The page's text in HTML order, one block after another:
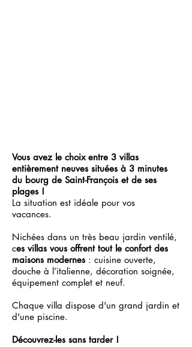
Vous avez le choix entre 3 villas
entièrement neuves situées à 3 minutes
du bourg de Saint-François et de ses
plages !
La situation est idéale pour vos
vacances.
Nichées dans un très beau jardin ventilé,
ces villas vous offrent tout le confort des
maisons modernes : cuisine ouverte,
douche à l’italienne, décoration soignée,
équipement complet et neuf.
Chaque villa dispose d'un grand jardin et
d'une piscine.
Découvrez-les sans tarder !